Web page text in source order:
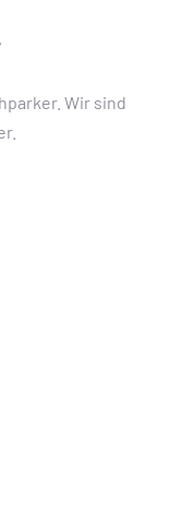
Wir sind